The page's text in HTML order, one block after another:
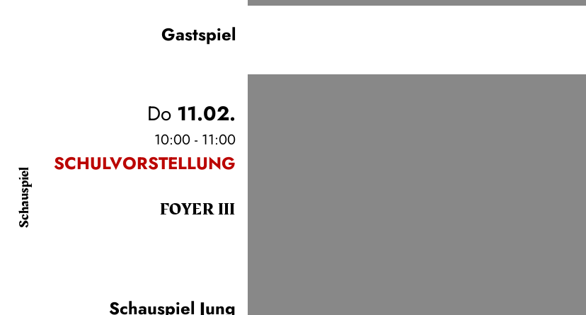
Gastspiel
Schauspiel
Do 11.02.
10:00 - 11:00
SCHULVORSTELLUNG
FOYER III
Schauspiel Jung